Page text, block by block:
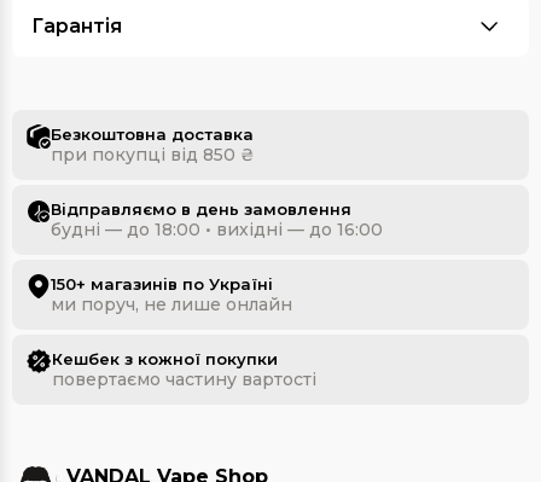
Гарантія
Безкоштовна доставка
при покупці від 850 ₴
Відправляємо в день замовлення
будні — до 18:00 • вихідні — до 16:00
150+ магазинів по Україні
ми поруч, не лише онлайн
Кешбек з кожної покупки
повертаємо частину вартості
VANDAL Vape Shop